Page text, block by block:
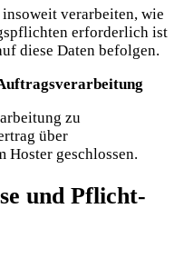
verarbeiten, wie
erforderlich ist
diese Daten befolgen.
zu
über
Hoster geschlossen.
und Pflicht­